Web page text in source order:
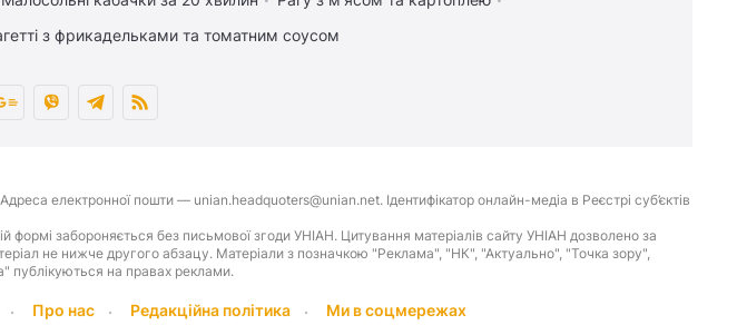
з фрикадельками та томатним соусом
електронної пошти — unian.headquoters@unian.net. Ідентифікатор онлайн-медіа в Реєстрі суб’єктів
забороняється без письмової згоди УНІАН. Цитування матеріалів сайту УНІАН дозволено за
не нижче другого абзацу. Матеріали з позначкою "Реклама", "НК", "Актуально", "Точка зору",
публікуються на правах реклами.
Про нас Редакційна політика Ми в соцмережах